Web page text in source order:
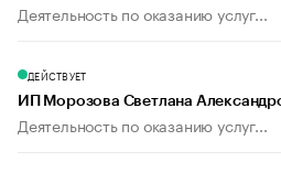
Деятельность по оказанию услуг...
ДЕЙСТВУЕТ
ИП Морозова Светлана
Деятельность по оказанию услуг...